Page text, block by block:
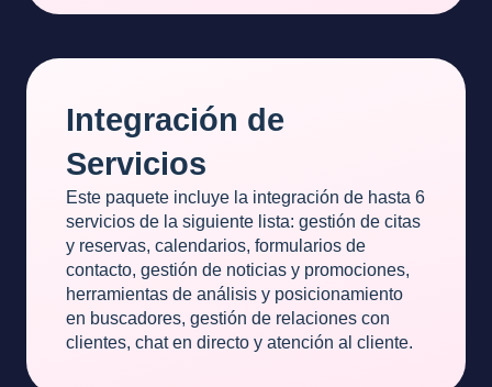
Integración de
Servicios
Este paquete incluye la integración de hasta 6
servicios de la siguiente lista: gestión de citas
y reservas, calendarios, formularios de
contacto, gestión de noticias y promociones,
herramientas de análisis y posicionamiento
en buscadores, gestión de relaciones con
clientes, chat en directo y atención al cliente.